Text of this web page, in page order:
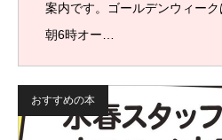
案内です。ゴールデンウィーク
朝6時オー…
おすすめの本